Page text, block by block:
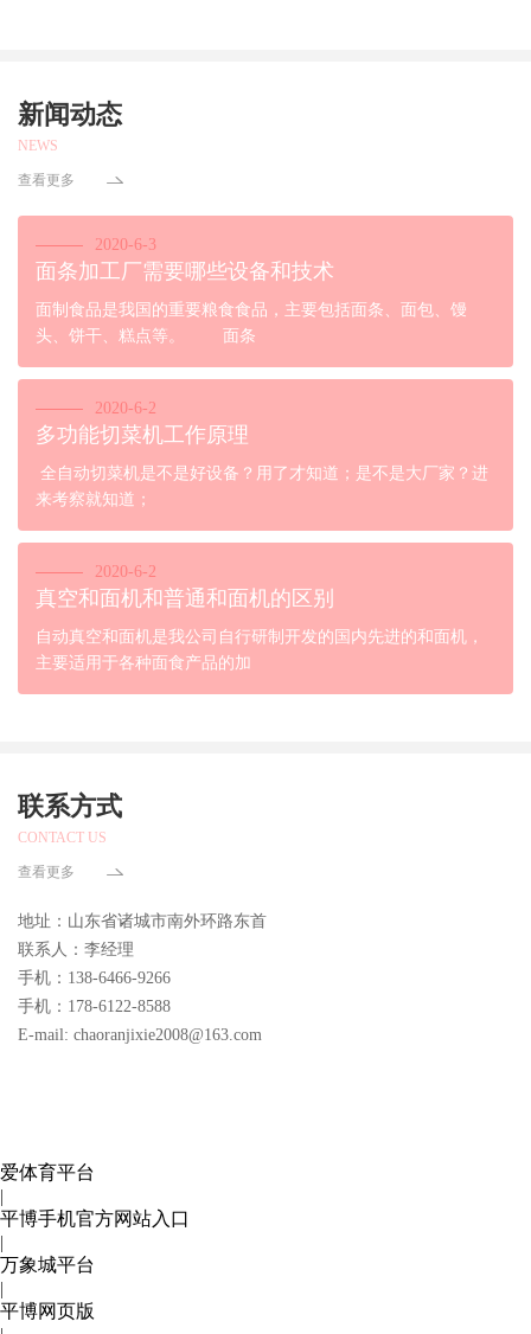
新闻动态
NEWS
查看更多
2020-6-3
面条加工厂需要哪些设备和技术
面制食品是我国的重要粮食食品，主要包括面条、面包、馒
头、饼干、糕点等。 面条
2020-6-2
多功能切菜机工作原理
全自动切菜机是不是好设备？用了才知道；是不是大厂家？进
来考察就知道；
2020-6-2
真空和面机和普通和面机的区别
自动真空和面机是我公司自行研制开发的国内先进的和面机，
主要适用于各种面食产品的加
联系方式
CONTACT US
查看更多
地址：山东省诸城市南外环路东首
联系人：李经理
手机：138-6466-9266
手机：178-6122-8588
E-mail: chaoranjixie2008@163.com
爱体育平台
|
平博手机官方网站入口
|
万象城平台
|
平博网页版